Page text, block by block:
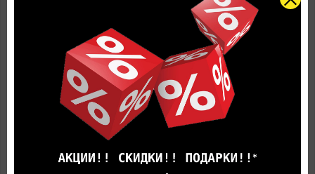
алюминиевый профиль INCIZO – элегантное и
функциональное решение, призванное придать вашему
интерьеру завершенный и респектабельный вид. Этот
профиль разработан специально для монтажа ламината на
ступени, обеспечивая надежную защиту и эстетическую
привлекательность.
INCIZO – это не просто профиль, это комплексное
решение для отделки лестниц. Его главные преимущества
заключаются в следующем: